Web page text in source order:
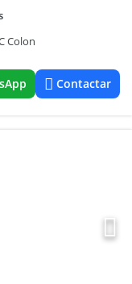
Colon
Contactar